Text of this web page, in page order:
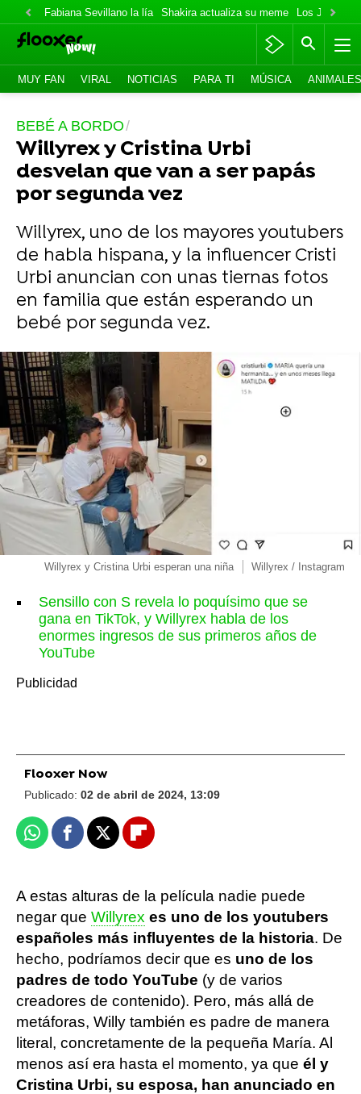
Fabiana Sevillano la lía Shakira actualiza su meme Los Jonas
MUY FAN VIRAL NOTICIAS PARA TI MÚSICA ANIMALES
BEBÉ A BORDO
Willyrex y Cristina Urbi
desvelan que van a ser papás
por segunda vez
Willyrex, uno de los mayores youtubers
de habla hispana, y la influencer Cristi
Urbi anuncian con unas tiernas fotos
en familia que están esperando un
bebé por segunda vez.
Willyrex y Cristina Urbi esperan una niña Willyrex / Instagram
Sensillo con S revela lo poquísimo que se
gana en TikTok, y Willyrex habla de los
enormes ingresos de sus primeros años de
YouTube
Flooxer Now
Publicado: 02 de abril de 2024, 13:09
WhatsappFacebook
X Flipboard
A estas alturas de la película nadie puede
negar que Willyrex es uno de los youtubers
españoles más influyentes de la historia. De
hecho, podríamos decir que es uno de los
padres de todo YouTube (y de varios
creadores de contenido). Pero, más allá de
metáforas, Willy también es padre de manera
literal, concretamente de la pequeña María. Al
menos así era hasta el momento, ya que él y
Cristina Urbi, su esposa, han anunciado en